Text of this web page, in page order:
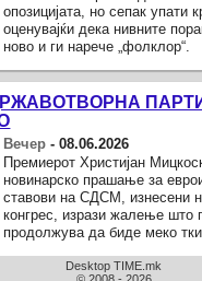
опозицијата, но сепак упати
оценувајќи дека нивните
ново и ги нарече „фолклор“.
Вечер -08.06.2026
Премиерот Христијан
новинарско прашање за
ставови на СДСМ, изнесени
конгрес, изрази жалење што
продолжува да биде меко
Desktop TIME.mk